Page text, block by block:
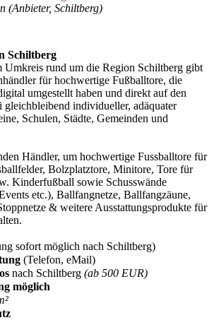
(Anbieter, Schiltberg)
Schiltberg
Umkreis rund um die Region Schiltberg gibt
für hochwertige Fußballtore, die
umgestellt haben und direkt auf den
gleichbleibend individueller, adäquater
Schulen, Städte, Gemeinden und
Händler, um hochwertige Fussballtore für
Bolzplatztore, Minitore, Tore für
Kinderfußball sowie Schusswände
etc.), Ballfangnetze, Ballfangzäune,
& weitere Ausstattungsprodukte für
sofort möglich nach Schiltberg)
(Telefon, eMail)
nach Schiltberg (ab 500 EUR)
möglich